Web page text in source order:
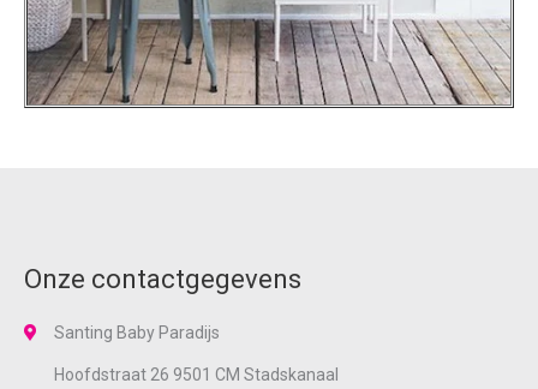
Onze contactgegevens
Santing Baby Paradijs
Hoofdstraat 26 9501 CM Stadskanaal